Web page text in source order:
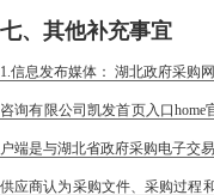
七、其他补充事宜
1.信息发布媒体： 湖北政府采购
咨询有限公司凯发首页入口home
户端是与湖北省政府采购电子交
供应商认为采购文件、采购过程